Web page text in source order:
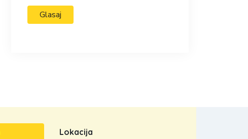
Lokacija